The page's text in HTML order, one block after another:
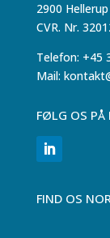
2900 Hellerup
CVR. Nr.
Telefon: +45
Mail:
FØLG OS PÅ
FIND OS